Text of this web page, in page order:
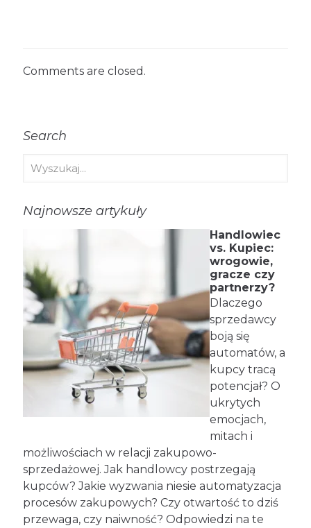
Comments are closed.
Search
Najnowsze artykuły
Handlowiec
vs. Kupiec:
wrogowie,
gracze czy
partnerzy?
Dlaczego
sprzedawcy
boją się
automatów, a
kupcy tracą
potencjał? O
ukrytych
emocjach,
mitach i
możliwościach w relacji zakupowo-
sprzedażowej. Jak handlowcy postrzegają
kupców? Jakie wyzwania niesie automatyzacja
procesów zakupowych? Czy otwartość to dziś
przewaga, czy naiwność? Odpowiedzi na te